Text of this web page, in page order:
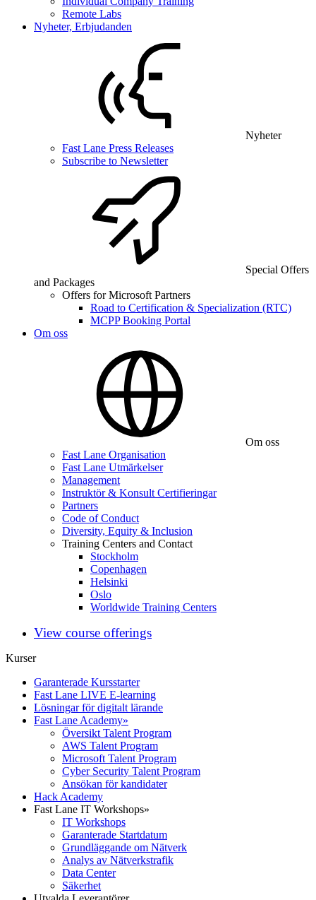
Remote Labs
Nyheter, Erbjudanden
Nyheter
Fast Lane Press Releases
Subscribe to Newsletter
Special Offers
and Packages
Offers for Microsoft Partners
Road to Certification & Specialization (RTC)
MCPP Booking Portal
Om oss
Om oss
Fast Lane Organisation
Fast Lane Utmärkelser
Management
Instruktör & Konsult Certifieringar
Partners
Code of Conduct
Diversity, Equity & Inclusion
Training Centers and Contact
Stockholm
Copenhagen
Helsinki
Oslo
Worldwide Training Centers
View course offerings
Kurser
Garanterade Kursstarter
Fast Lane LIVE E-learning
Lösningar för digitalt lärande
Fast Lane Academy»
Översikt Talent Program
AWS Talent Program
Microsoft Talent Program
Cyber Security Talent Program
Ansökan för kandidater
Hack Academy
Fast Lane IT Workshops»
IT Workshops
Garanterade Startdatum
Grundläggande om Nätverk
Analys av Nätverkstrafik
Data Center
Säkerhet